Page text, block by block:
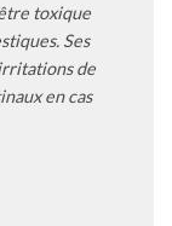
toxique
Ses
de
en cas